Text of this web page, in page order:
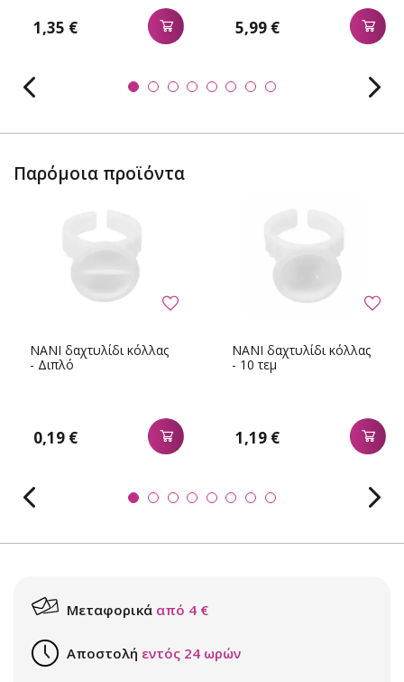
1,35 € 5,99 €
Παρόμοια προϊόντα
NANI δαχτυλίδι κόλλας
- Διπλό
0,19 €
NANI δαχτυλίδι κόλλας
- 10 τεμ
1,19 €
Μεταφορικά από 4 €
Αποστολή εντός 24 ωρών